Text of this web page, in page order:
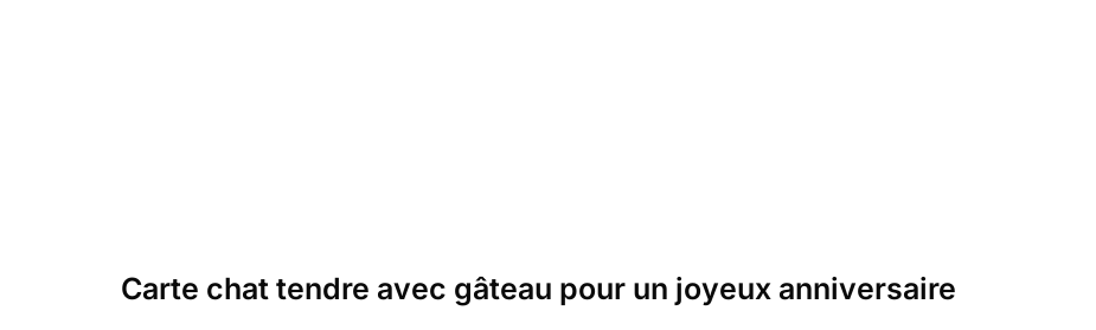
Carte chat tendre avec gâteau pour un joyeux anniversaire